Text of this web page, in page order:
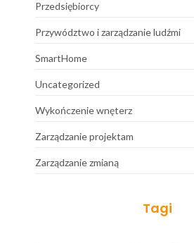
Przedsiębiorcy
Przywództwo i zarządzanie ludźmi
SmartHome
Uncategorized
Wykończenie wnęterz
Zarządzanie projektam
Zarządzanie zmianą
Tagi